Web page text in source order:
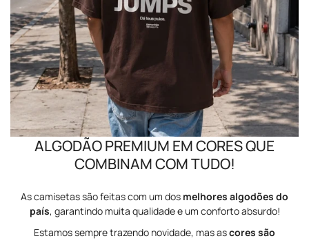
ALGODÃO PREMIUM EM CORES QUE
COMBINAM COM TUDO!
As camisetas são feitas com um dos melhores algodões do
país, garantindo muita qualidade e um conforto absurdo!
Estamos sempre trazendo novidade, mas ascores são